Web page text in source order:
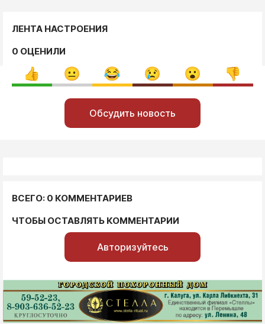
ЛЕНТА НАСТРОЕНИЯ
0 ОЦЕНИЛИ
Обсудить новость
ВСЕГО: 0 КОММЕНТАРИЕВ
ЧТОБЫ ОСТАВЛЯТЬ КОММЕНТАРИИ
Авторизуйтесь